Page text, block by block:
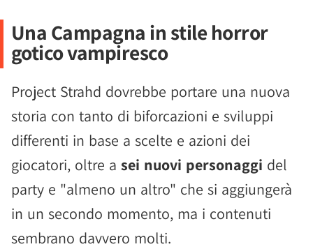
Una Campagna in stile horror
gotico vampiresco
Project Strahd dovrebbe portare una nuova
storia con tanto di biforcazioni e sviluppi
differenti in base a scelte e azioni dei
giocatori, oltre a sei nuovi personaggi del
party e "almeno un altro" che si aggiungerà
in un secondo momento, ma i contenuti
sembrano davvero molti.